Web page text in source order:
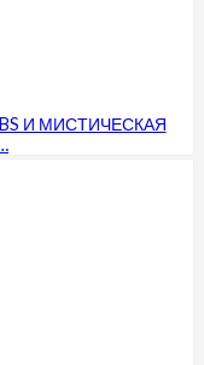
И МИСТИЧЕСКАЯ